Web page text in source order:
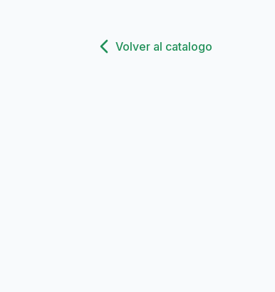
Volver al catalogo